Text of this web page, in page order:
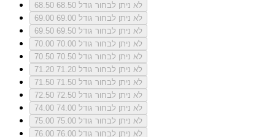
68.50
לא ניתן לבחור גודל 68.50
69.00
לא ניתן לבחור גודל 69.00
69.50
לא ניתן לבחור גודל 69.50
70.00
לא ניתן לבחור גודל 70.00
70.50
לא ניתן לבחור גודל 70.50
71.20
לא ניתן לבחור גודל 71.20
71.50
לא ניתן לבחור גודל 71.50
72.50
לא ניתן לבחור גודל 72.50
74.00
לא ניתן לבחור גודל 74.00
75.00
לא ניתן לבחור גודל 75.00
76.00
לא ניתן לבחור גודל 76.00